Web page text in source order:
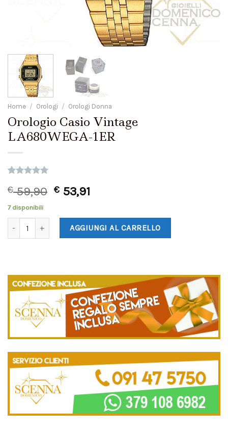
Home / Orologi / Orologi Donna
Orologio Casio Vintage
LA680WEGA-1ER
5.00su 5
su base di
recensioni
€59,90 € 53,91
7 disponibili
AGGIUNGI AL CARRELLO